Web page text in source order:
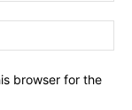
browser for the